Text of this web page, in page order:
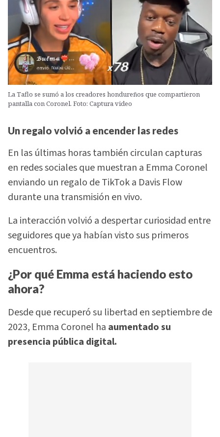
La Taflo se sumó a los creadores hondureños que compartieron
pantalla con Coronel. Foto: Captura video
Un regalo volvió a encender las redes
En las últimas horas también circulan capturas
en redes sociales que muestran a Emma Coronel
enviando un regalo de TikTok a Davis Flow
durante una transmisión en vivo.
La interacción volvió a despertar curiosidad entre
seguidores que ya habían visto sus primeros
encuentros.
¿Por qué Emma está haciendo esto
ahora?
Desde que recuperó su libertad en septiembre de
2023, Emma Coronel ha aumentado su
presencia pública digital.